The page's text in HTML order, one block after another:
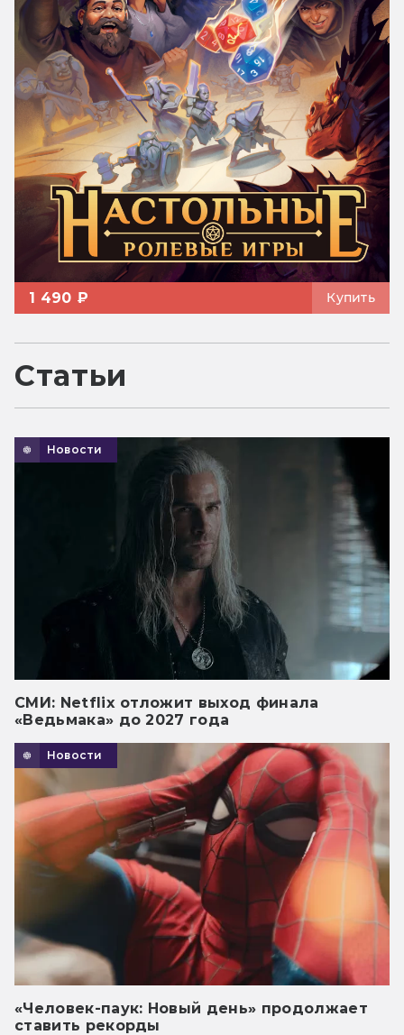
1 490 ₽ Купить
Статьи
Новости
СМИ: Netflix отложит выход финала
«Ведьмака» до 2027 года
Новости
«Человек-паук: Новый день» продолжает
ставить рекорды